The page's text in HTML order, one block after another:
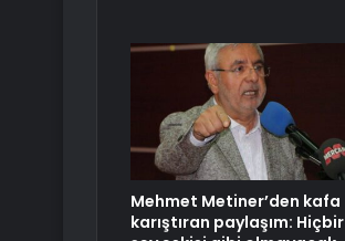
Mehmet Metiner’den kafa
karıştıran paylaşım: Hiçbir